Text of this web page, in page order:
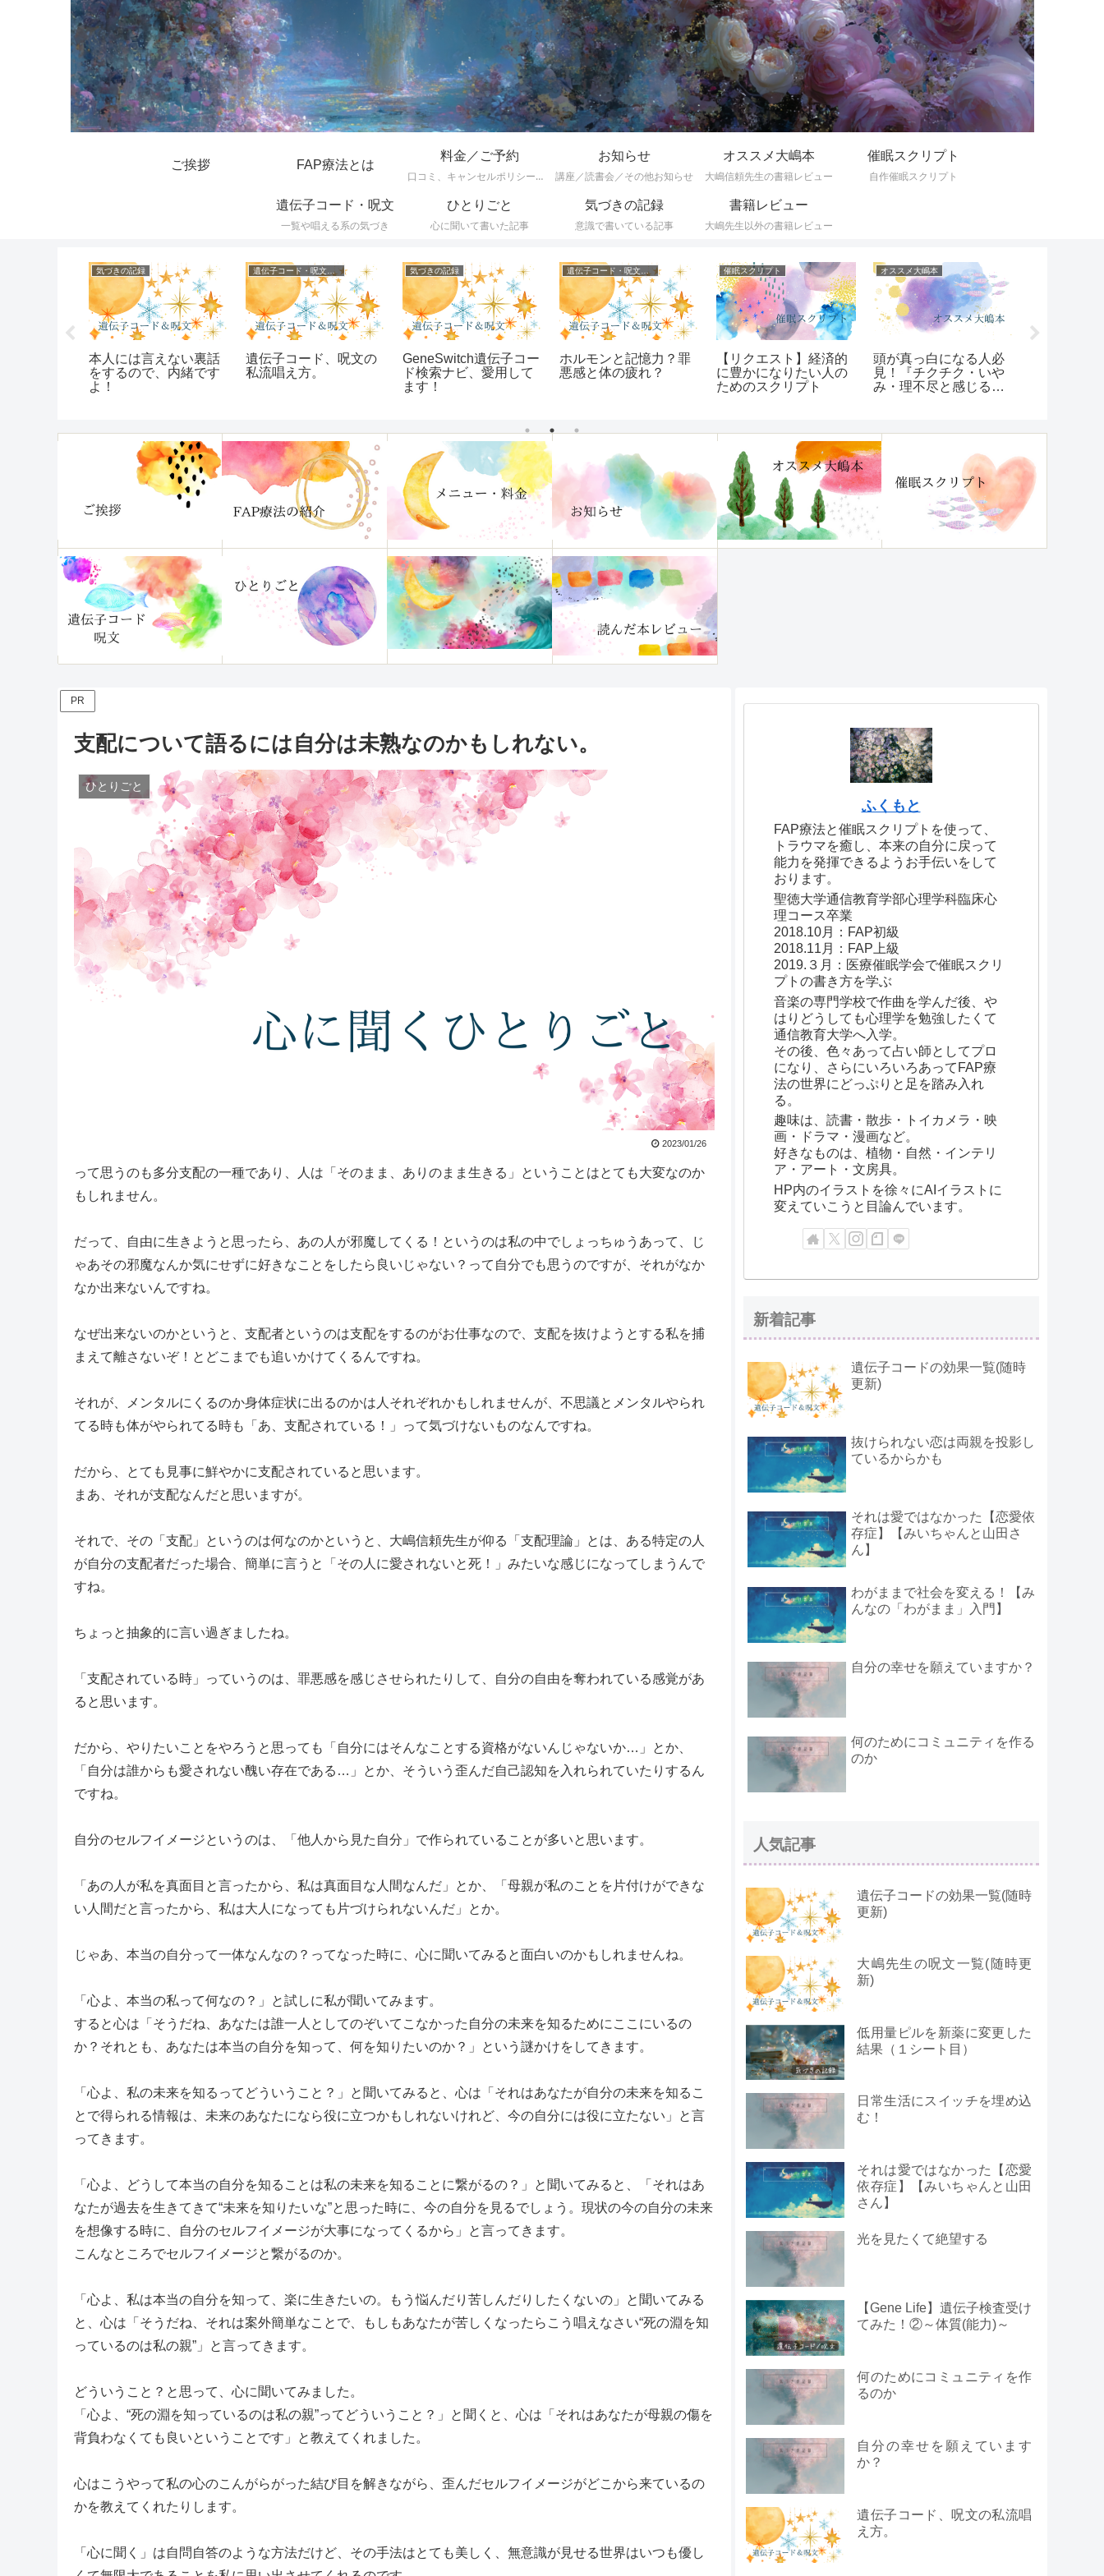
ご挨拶 FAP療法とは
料金／ご予約
口コミ、キャンセルポリシーなど
お知らせ
講座／読書会／その他お知らせ
オススメ大嶋本
大嶋信頼先生の書籍レビュー
催眠スクリプト
自作催眠スクリプト
遺伝子コード・呪文
一覧や唱える系の気づき
ひとりごと
心に聞いて書いた記事
気づきの記録
意識で書いている記事
書籍レビュー
大嶋先生以外の書籍レビュー
気づきの記録
本人には言えない裏話
をするので、内緒です
よ！
遺伝子コード・呪文一覧
遺伝子コード、呪文の
私流唱え方。
気づきの記録
GeneSwitch遺伝子コー
ド検索ナビ、愛用して
ます！
遺伝子コード・呪文一覧
ホルモンと記憶力？罪
悪感と体の疲れ？
催眠スクリプト
【リクエスト】経済的
に豊かになりたい人の
ためのスクリプト
オススメ大嶋本
頭が真っ白になる人必
見！『チクチク・いや
み・理不尽と感じる
PR
支配について語るには自分は未熟なのかもしれない。
ひとりごと
2023/01/26
って思うのも多分支配の一種であり、人は「そのまま、ありのまま生きる」ということはとても大変なのか
もしれません。
だって、自由に生きようと思ったら、あの人が邪魔してくる！というのは私の中でしょっちゅうあって、じ
ゃあその邪魔なんか気にせずに好きなことをしたら良いじゃない？って自分でも思うのですが、それがなか
なか出来ないんですね。
なぜ出来ないのかというと、支配者というのは支配をするのがお仕事なので、支配を抜けようとする私を捕
まえて離さないぞ！とどこまでも追いかけてくるんですね。
それが、メンタルにくるのか身体症状に出るのかは人それぞれかもしれませんが、不思議とメンタルやられ
てる時も体がやられてる時も「あ、支配されている！」って気づけないものなんですね。
だから、とても見事に鮮やかに支配されていると思います。
まあ、それが支配なんだと思いますが。
それで、その「支配」というのは何なのかというと、大嶋信頼先生が仰る「支配理論」とは、ある特定の人
が自分の支配者だった場合、簡単に言うと「その人に愛されないと死！」みたいな感じになってしまうんで
すね。
ちょっと抽象的に言い過ぎましたね。
「支配されている時」っていうのは、罪悪感を感じさせられたりして、自分の自由を奪われている感覚があ
ると思います。
だから、やりたいことをやろうと思っても「自分にはそんなことする資格がないんじゃないか…」とか、
「自分は誰からも愛されない醜い存在である…」とか、そういう歪んだ自己認知を入れられていたりするん
ですね。
自分のセルフイメージというのは、「他人から見た自分」で作られていることが多いと思います。
「あの人が私を真面目と言ったから、私は真面目な人間なんだ」とか、「母親が私のことを片付けができな
い人間だと言ったから、私は大人になっても片づけられないんだ」とか。
じゃあ、本当の自分って一体なんなの？ってなった時に、心に聞いてみると面白いのかもしれませんね。
「心よ、本当の私って何なの？」と試しに私が聞いてみます。
すると心は「そうだね、あなたは誰一人としてのぞいてこなかった自分の未来を知るためにここにいるの
か？それとも、あなたは本当の自分を知って、何を知りたいのか？」という謎かけをしてきます。
「心よ、私の未来を知るってどういうこと？」と聞いてみると、心は「それはあなたが自分の未来を知るこ
とで得られる情報は、未来のあなたになら役に立つかもしれないけれど、今の自分には役に立たない」と言
ってきます。
「心よ、どうして本当の自分を知ることは私の未来を知ることに繋がるの？」と聞いてみると、「それはあ
なたが過去を生きてきて“未来を知りたいな”と思った時に、今の自分を見るでしょう。現状の今の自分の未来
を想像する時に、自分のセルフイメージが大事になってくるから」と言ってきます。
こんなところでセルフイメージと繋がるのか。
「心よ、私は本当の自分を知って、楽に生きたいの。もう悩んだり苦しんだりしたくないの」と聞いてみる
と、心は「そうだね、それは案外簡単なことで、もしもあなたが苦しくなったらこう唱えなさい“死の淵を知
っているのは私の親”」と言ってきます。
どういうこと？と思って、心に聞いてみました。
「心よ、“死の淵を知っているのは私の親”ってどういうこと？」と聞くと、心は「それはあなたが母親の傷を
背負わなくても良いということです」と教えてくれました。
心はこうやって私の心のこんがらがった結び目を解きながら、歪んだセルフイメージがどこから来ているの
かを教えてくれたりします。
「心に聞く」は自問自答のような方法だけど、その手法はとても美しく、無意識が見せる世界はいつも優し
ふくもと
FAP療法と催眠スクリプトを使って、
トラウマを癒し、本来の自分に戻って
能力を発揮できるようお手伝いをして
おります。
聖徳大学通信教育学部心理学科臨床心
理コース卒業
2018.10月：FAP初級
2018.11月：FAP上級
2019.３月：医療催眠学会で催眠スクリ
プトの書き方を学ぶ
音楽の専門学校で作曲を学んだ後、や
はりどうしても心理学を勉強したくて
通信教育大学へ入学。
その後、色々あって占い師としてプロ
になり、さらにいろいろあってFAP療
法の世界にどっぷりと足を踏み入れ
る。
趣味は、読書・散歩・トイカメラ・映
画・ドラマ・漫画など。
好きなものは、植物・自然・インテリ
ア・アート・文房具。
HP内のイラストを徐々にAIイラストに
変えていこうと目論んでいます。
新着記事
遺伝子コードの効果一覧(随時
更新)
抜けられない恋は両親を投影し
ているからかも
それは愛ではなかった【恋愛依
存症】【みいちゃんと山田さ
ん】
わがままで社会を変える！【み
んなの「わがまま」入門】
自分の幸せを願えていますか？
何のためにコミュニティを作る
のか
人気記事
遺伝子コードの効果一覧(随時
更新)
大嶋先生の呪文一覧(随時更
新)
低用量ピルを新薬に変更した
結果（１シート目）
日常生活にスイッチを埋め込
む！
それは愛ではなかった【恋愛
依存症】【みいちゃんと山田
さん】
光を見たくて絶望する
【Gene Life】遺伝子検査受け
てみた！②～体質(能力)～
何のためにコミュニティを作
るのか
自分の幸せを願えています
か？
遺伝子コード、呪文の私流唱
え方。